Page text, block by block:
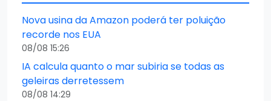
Nova usina da Amazon poderá ter poluição
recorde nos EUA
08/08 15:26
IA calcula quanto o mar subiria se todas as
geleiras derretessem
08/08 14:29